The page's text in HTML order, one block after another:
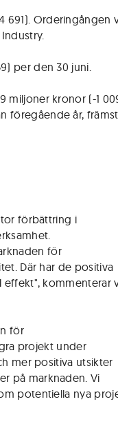
691). Orderingången
per den 30 juni.
miljoner kronor (-1
föregående år, främst
förbättring i
för
Där har de positiva
effekt", kommenterar
för
projekt under
mer positiva utsikter
på marknaden. Vi
potentiella nya